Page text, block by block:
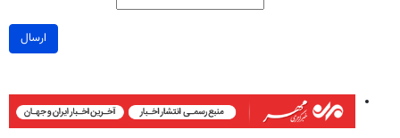
ارسال